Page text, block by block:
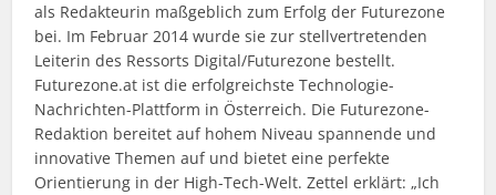
als Redakteurin maßgeblich zum Erfolg der Futurezone
bei. Im Februar 2014 wurde sie zur stellvertretenden
Leiterin des Ressorts Digital/Futurezone bestellt.
Futurezone.at ist die erfolgreichste Technologie-
Nachrichten-Plattform in Österreich. Die Futurezone-
Redaktion bereitet auf hohem Niveau spannende und
innovative Themen auf und bietet eine perfekte
Orientierung in der High-Tech-Welt. Zettel erklärt: „Ich